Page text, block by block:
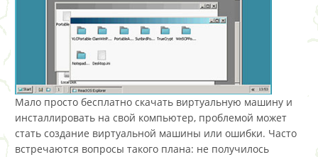
Мало просто бесплатно скачать виртуальную машину и
инсталлировать на свой компьютер, проблемой может
стать создание виртуальной машины или ошибки. Часто
встречаются вопросы такого плана: не получилось